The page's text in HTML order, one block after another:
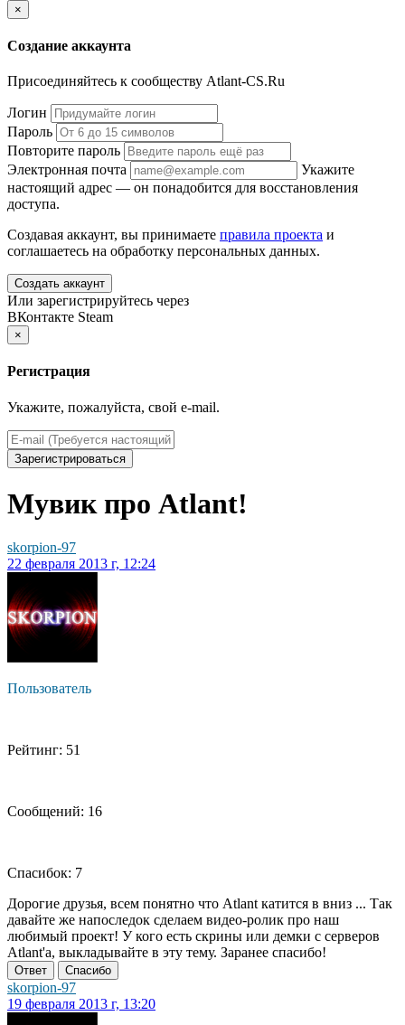
×
Создание аккаунта
Присоединяйтесь к сообществу Atlant-CS.Ru
Логин
Пароль
Повторите пароль
Электронная почта
Укажите
настоящий адрес — он понадобится для восстановления
доступа.
Создавая аккаунт, вы принимаете правила проекта и
соглашаетесь на обработку персональных данных.
Создать аккаунт
Или зарегистрируйтесь через
ВКонтакте Steam
×
Регистрация
Укажите, пожалуйста, свой e-mail.
Зарегистрироваться
Мувик про Atlant!
skorpion-97
22 февраля 2013 г, 12:24
Пользователь
Рейтинг: 51
Сообщений: 16
Спасибок: 7
Дорогие друзья, всем понятно что Atlant катится в вниз ... Так
давайте же напоследок сделаем видео-ролик про наш
любимый проект! У кого есть скрины или демки с серверов
Atlant'a, выкладывайте в эту тему. Заранее спасибо!
Ответ Спасибо
skorpion-97
19 февраля 2013 г, 13:20